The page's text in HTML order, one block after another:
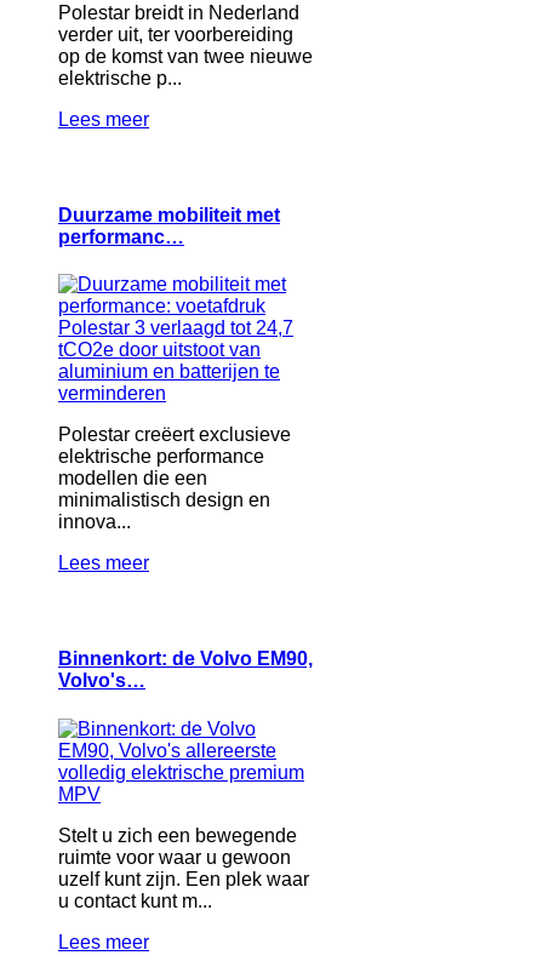
Polestar breidt in Nederland
verder uit, ter voorbereiding
op de komst van twee nieuwe
elektrische p...
Lees meer
Duurzame mobiliteit met
performanc…
Polestar creëert exclusieve
elektrische performance
modellen die een
minimalistisch design en
innova...
Lees meer
Binnenkort: de Volvo EM90,
Volvo's…
Stelt u zich een bewegende
ruimte voor waar u gewoon
uzelf kunt zijn. Een plek waar
u contact kunt m...
Lees meer